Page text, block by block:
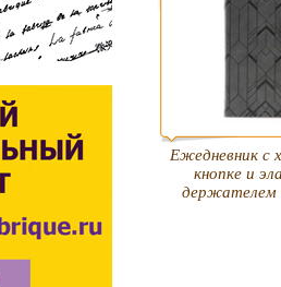
Ежедневник с
кнопке и
держателем